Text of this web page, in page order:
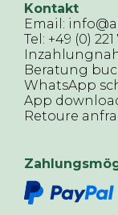
Kontakt
Email:
Tel: +49 (0) 221
Beratung
WhatsApp
App
Retoure